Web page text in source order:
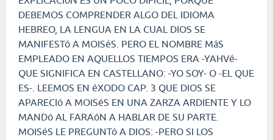
DEBEMOS COMPRENDER ALGO DEL IDIOMA
HEBREO, LA LENGUA EN LA CUAL DIOS SE
MANIFESTó A MOISéS. PERO EL NOMBRE MáS
EMPLEADO EN AQUELLOS TIEMPOS ERA -YAHVé-
QUE SIGNIFICA EN CASTELLANO: -YO SOY- O -EL QUE
ES-. LEEMOS EN éXODO CAP. 3 QUE DIOS SE
APARECIó A MOISéS EN UNA ZARZA ARDIENTE Y LO
MANDó AL FARAóN A HABLAR DE SU PARTE.
MOISéS LE PREGUNTó A DIOS: -PERO SI LOS